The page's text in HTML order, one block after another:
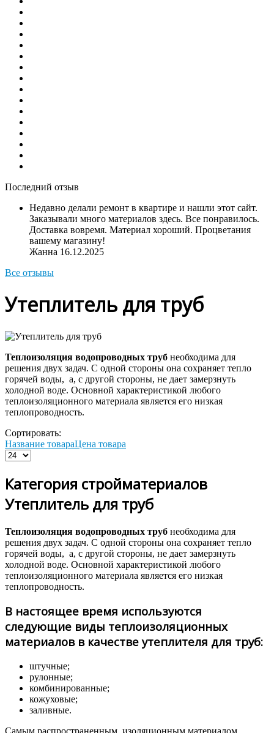
Последний отзыв
Недавно делали ремонт в квартире и нашли этот сайт.
Заказывали много материалов здесь. Все понравилось.
Доставка вовремя. Материал хороший. Процветания
вашему магазину!
Жанна 16.12.2025
Все отзывы
Утеплитель для труб
Теплоизоляция водопроводных труб необходима для
решения двух задач. С одной стороны она сохраняет тепло
горячей воды, а, с другой стороны, не дает замерзнуть
холодной воде. Основной характеристикой любого
теплоизоляционного материала является его низкая
теплопроводность.
Сортировать:
Название товараЦена товара
Категория стройматериалов
Утеплитель для труб
Теплоизоляция водопроводных труб необходима для
решения двух задач. С одной стороны она сохраняет тепло
горячей воды, а, с другой стороны, не дает замерзнуть
холодной воде. Основной характеристикой любого
теплоизоляционного материала является его низкая
теплопроводность.
В настоящее время используются
следующие виды теплоизоляционных
материалов в качестве утеплителя для труб:
штучные;
рулонные;
комбинированные;
кожуховые;
заливные.